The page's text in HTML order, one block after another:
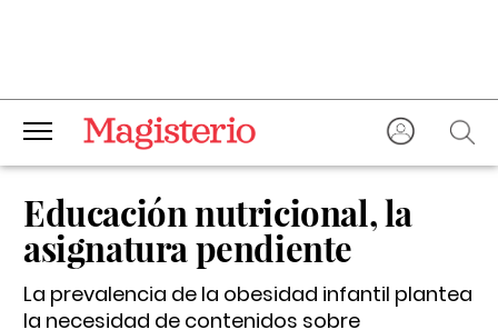
Educación nutricional, la
asignatura pendiente
La prevalencia de la obesidad infantil plantea
la necesidad de contenidos sobre